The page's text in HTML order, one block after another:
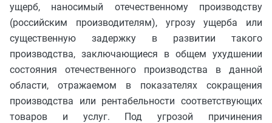
ущерб, наносимый отечественному производству
(российским производителям), угрозу ущерба или
существенную задержку в развитии такого
производства, заключающиеся в общем ухудшении
состояния отечественного производства в данной
области, отражаемом в показателях сокращения
производства или рентабельности соответствующих
товаров и услуг. Под угрозой причинения